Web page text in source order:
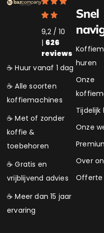
9,2 / 10
| 626
reviews
☕ Huur vanaf 1 dag
☕ Alle soorten
koffiemachines
☕ Met of zonder
koffie &
toebehoren
☕ Gratis en
vrijblijvend advies
☕ Meer dan 15 jaar
ervaring
Snel
huren
Onze
Tijdelijk
Onze
Over
Offerte